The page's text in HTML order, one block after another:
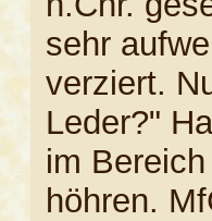
sehr
verziert.
Leder?"
im
höhren.